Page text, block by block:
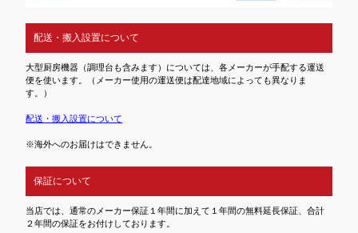
配送・搬入設置について
大型厨房機器（調理台も含みます）については、各メーカーが手配する運送
便を使います。（メーカー使用の運送便は配達地域によっても異なりま
す。）
配送・搬入設置について
※海外へのお届けはできません。
保証について
当店では、通常のメーカー保証１年間に加えて１年間の無料延長保証、合計
２年間の保証をお付けしております。